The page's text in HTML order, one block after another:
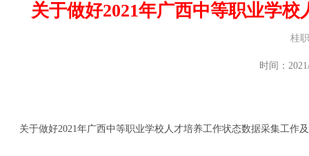
关于做好2021年广西中等职业学
桂
时间：
关于做好2021年广西中等职业学校人才培养工作状态数据采集工作